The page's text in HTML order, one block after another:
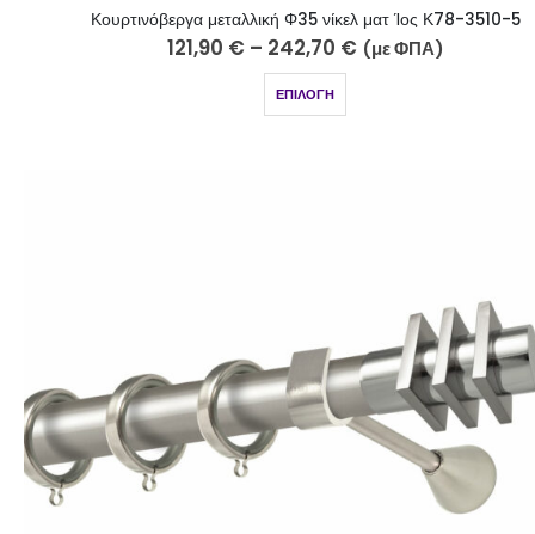
Κουρτινόβεργα μεταλλική Φ35 νίκελ ματ Ίος Κ78-3510-5
121,90 € – 242,70 € (με ΦΠΑ)
ΕΠΙΛΟΓΉ